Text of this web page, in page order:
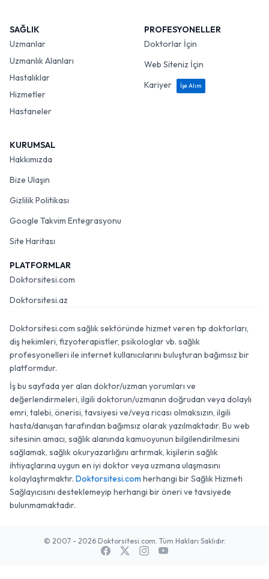
SAĞLIK
Uzmanlar
Uzmanlık Alanları
Hastalıklar
Hizmetler
Hastaneler
PROFESYONELLER
Doktorlar İçin
Web Siteniz İçin
Kariyer
İşe Alım
KURUMSAL
Hakkımızda
Bize Ulaşın
Gizlilik Politikası
Google Takvim Entegrasyonu
Site Haritası
PLATFORMLAR
Doktorsitesi.com
Doktorsitesi.az
Doktorsitesi.com sağlık sektöründe hizmet veren tıp doktorları,
diş hekimleri, fizyoterapistler, psikologlar vb. sağlık
profesyonelleri ile internet kullanıcılarını buluşturan bağımsız bir
platformdur.
İş bu sayfada yer alan doktor/uzman yorumları ve
değerlendirmeleri, ilgili doktorun/uzmanın doğrudan veya dolaylı
emri, talebi, önerisi, tavsiyesi ve/veya ricası olmaksızın, ilgili
hasta/danışan tarafından bağımsız olarak yazılmaktadır. Bu web
sitesinin amacı, sağlık alanında kamuoyunun bilgilendirilmesini
sağlamak, sağlık okuryazarlığını artırmak, kişilerin sağlık
ihtiyaçlarına uygun en iyi doktor veya uzmana ulaşmasını
kolaylaştırmaktır. Doktorsitesi.com herhangi bir Sağlık Hizmeti
Sağlayıcısını desteklemeyip herhangi bir öneri ve tavsiyede
bulunmamaktadır.
© 2007 - 2026 Doktorsitesi.com. Tüm Hakları Saklıdır.